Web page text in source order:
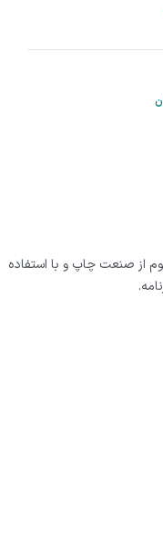
از صنعت چاپ و با استفاده